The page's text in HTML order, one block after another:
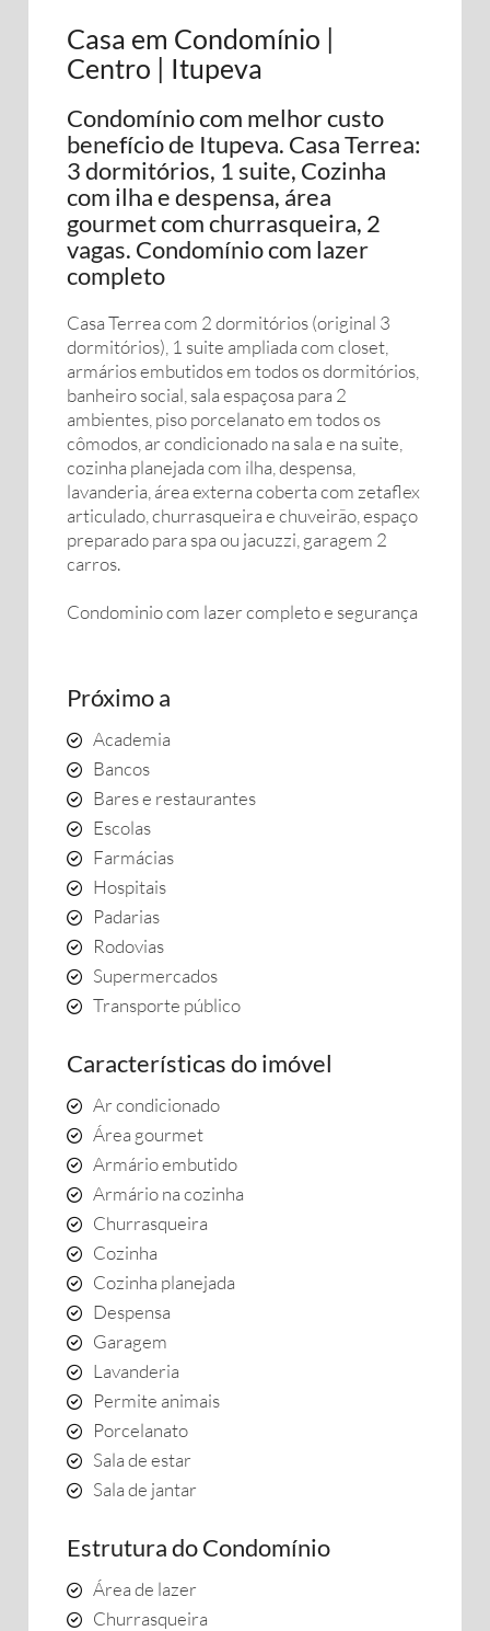
Casa em Condomínio |
Centro | Itupeva
Condomínio com melhor custo
benefício de Itupeva. Casa Terrea:
3 dormitórios, 1 suite, Cozinha
com ilha e despensa, área
gourmet com churrasqueira, 2
vagas. Condomínio com lazer
completo
Casa Terrea com 2 dormitórios (original 3
dormitórios), 1 suite ampliada com closet,
armários embutidos em todos os dormitórios,
banheiro social, sala espaçosa para 2
ambientes, piso porcelanato em todos os
cômodos, ar condicionado na sala e na suite,
cozinha planejada com ilha, despensa,
lavanderia, área externa coberta com zetaflex
articulado, churrasqueira e chuveirão, espaço
preparado para spa ou jacuzzi, garagem 2
carros.
Condominio com lazer completo e segurança
Próximo a
Academia
Bancos
Bares e restaurantes
Escolas
Farmácias
Hospitais
Padarias
Rodovias
Supermercados
Transporte público
Características do imóvel
Ar condicionado
Área gourmet
Armário embutido
Armário na cozinha
Churrasqueira
Cozinha
Cozinha planejada
Despensa
Garagem
Lavanderia
Permite animais
Porcelanato
Sala de estar
Sala de jantar
Estrutura do Condomínio
Área de lazer
Churrasqueira